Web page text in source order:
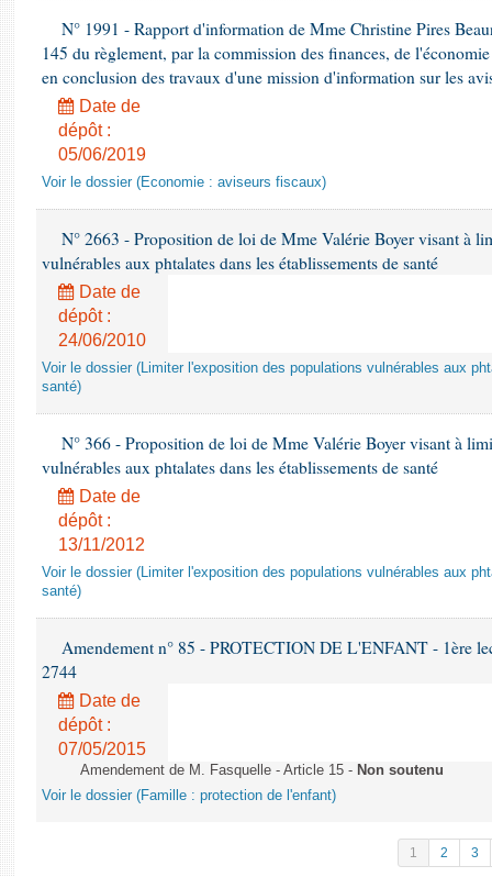
N° 1991 - Rapport d'information de Mme Christine Pires
145 du règlement, par la commission des finances, de
en conclusion des travaux d'une mission d'information sur les
Date de
dépôt :
05/06/2019
Voir le dossier (Economie : aviseurs fiscaux)
N° 2663 - Proposition de loi de Mme Valérie Boyer visant à
vulnérables aux phtalates dans les établissements de santé
Date de
dépôt :
24/06/2010
Voir le dossier (Limiter l'exposition des populations vulnérables aux
santé)
N° 366 - Proposition de loi de Mme Valérie Boyer visant à
vulnérables aux phtalates dans les établissements de santé
Date de
dépôt :
13/11/2012
Voir le dossier (Limiter l'exposition des populations vulnérables aux
santé)
Amendement n° 85 - PROTECTION DE L'ENFANT - 1ère
2744
Date de
dépôt :
07/05/2015
Amendement de M. Fasquelle - Article 15 - Non soutenu
Voir le dossier (Famille : protection de l'enfant)
1 2 3